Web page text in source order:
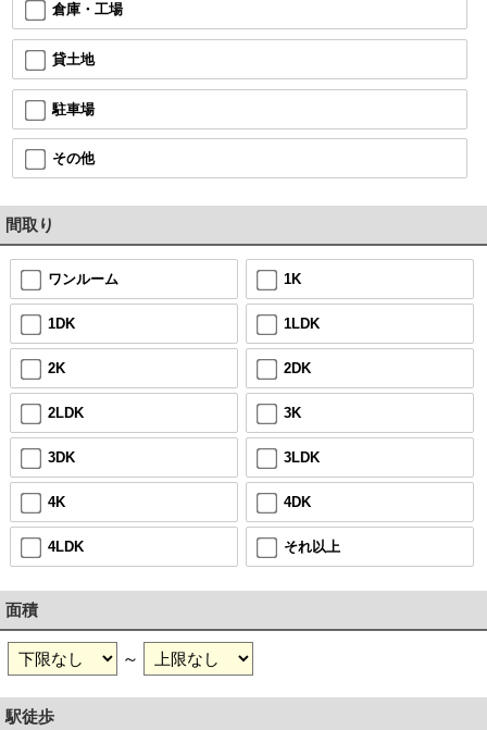
倉庫・工場
貸土地
駐車場
その他
間取り
ワンルーム 1K
1DK 1LDK
2K 2DK
2LDK 3K
3DK 3LDK
4K 4DK
4LDK それ以上
面積
～
駅徒歩